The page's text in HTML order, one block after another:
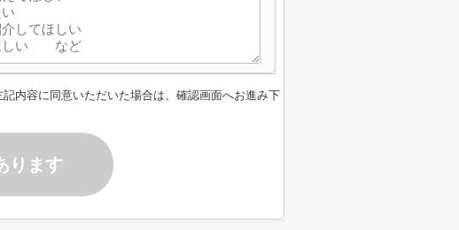
内容に同意いただいた場合は、確認画面へお進み下
ります